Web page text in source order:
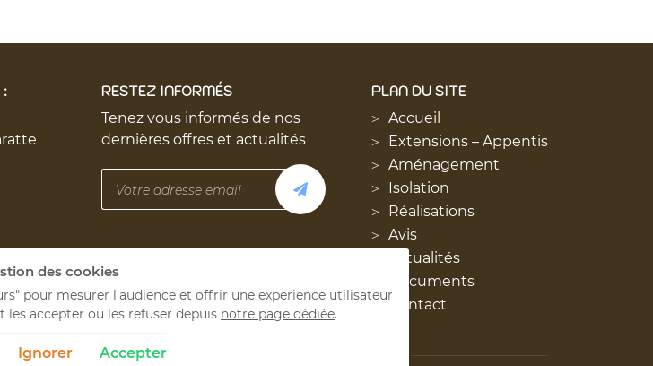
:
RESTEZ INFORMÉS
Tenez vous informés de nos
dernières offres et actualités
PLAN DU SITE
Accueil
Extensions – Appentis
Aménagement
Isolation
Réalisations
Avis
Actualités
Documents
Contact
des cookies
pour mesurer l'audience et offrir une experience utilisateur
accepter ou les refuser depuis notre page dédiée.
Ignorer Accepter